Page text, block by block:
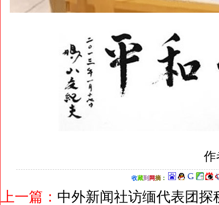
收藏到 网摘：
上一篇： 中外新闻社访缅代表团探